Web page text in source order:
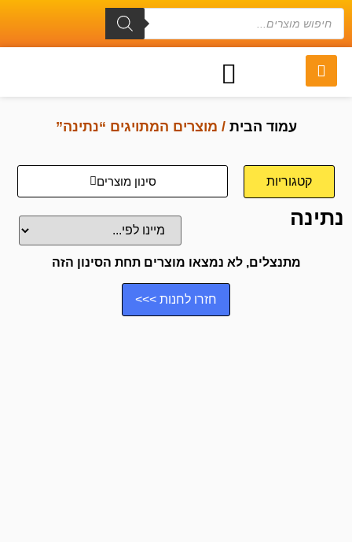
עמוד הבית / מוצרים המתויגים “נתינה”
קטגוריות סינון מוצרים
נתינה
מתנצלים, לא נמצאו מוצרים תחת הסינון הזה
חזרו לחנות >>>